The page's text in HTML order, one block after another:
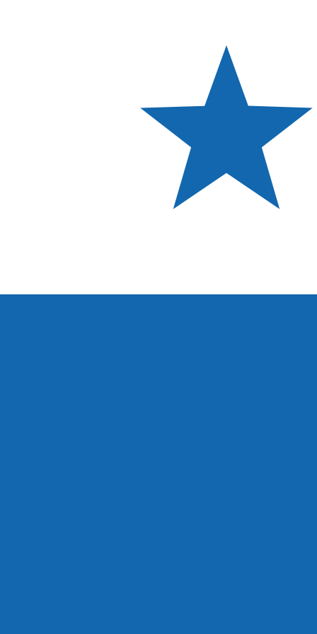
Jämför oss med din bank och upptäck besparingarna.
alla avgifter i förväginnan du bekräftar din
En SWIFT-kod - även känd som en BIC (Bank